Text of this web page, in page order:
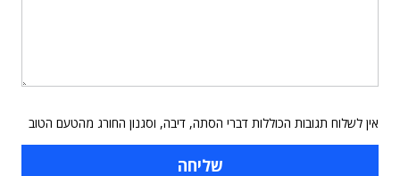
אין לשלוח תגובות הכוללות דברי הסתה, דיבה, וסגנון החורג מהטעם הטוב